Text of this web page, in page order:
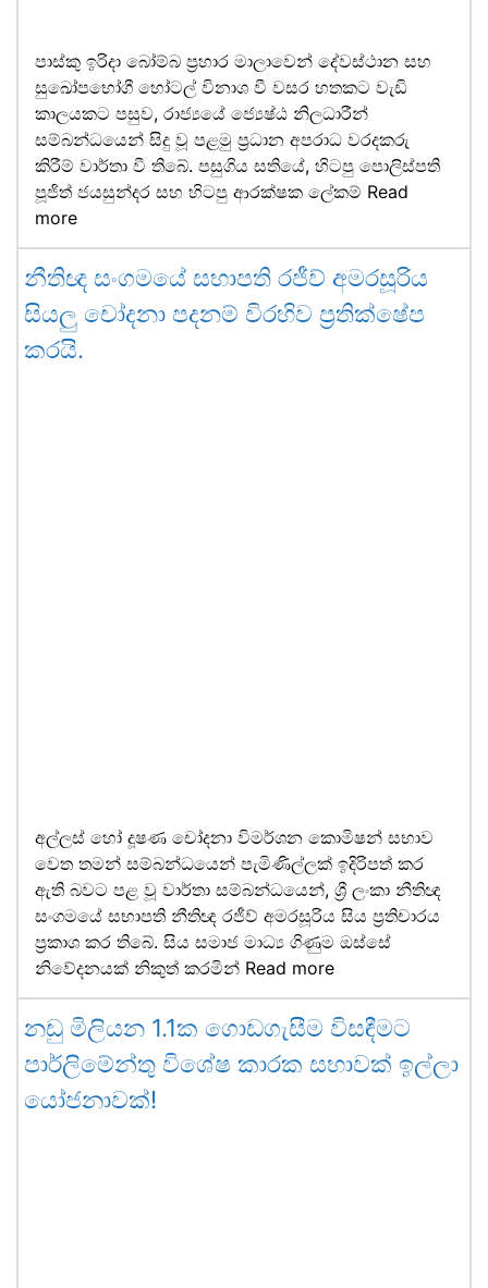
පාස්කු ඉරිදා බෝම්බ ප්‍රහාර මාලාවෙන් දේවස්ථාන සහ
සුඛෝපභෝගී හෝටල් විනාශ වී වසර හතකට වැඩි
කාලයකට පසුව, රාජ්‍යයේ ජ්‍යෙෂ්ඨ නිලධාරීන්
සම්බන්ධයෙන් සිදු වූ පළමු ප්‍රධාන අපරාධ වරදකරු
කිරීම් වාර්තා වී තිබේ. පසුගිය සතියේ, හිටපු පොලිස්පති
පූජිත් ජයසුන්දර සහ හිටපු ආරක්ෂක ලේකම් Read
more
නීතිඥ සංගමයේ සභාපති රජීව් අමරසූරිය
සියලු චෝදනා පදනම් විරහිව ප්‍රතික්ෂේප
කරයි.
අල්ලස් හෝ දූෂණ චෝදනා විමර්ශන කොමිෂන් සභාව
වෙත තමන් සම්බන්ධයෙන් පැමිණිල්ලක් ඉදිරිපත් කර
ඇති බවට පළ වූ වාර්තා සම්බන්ධයෙන්, ශ්‍රී ලංකා නීතිඥ
සංගමයේ සභාපති නීතිඥ රජීව් අමරසූරිය සිය ප්‍රතිචාරය
ප්‍රකාශ කර තිබේ. සිය සමාජ මාධ්‍ය ගිණුම ඔස්සේ
නිවේදනයක් නිකුත් කරමින් Read more
නඩු මිලියන 1.1ක ගොඩගැසීම විසඳීමට
පාර්ලිමේන්තු විශේෂ කාරක සභාවක් ඉල්ලා
යෝජනාවක්!